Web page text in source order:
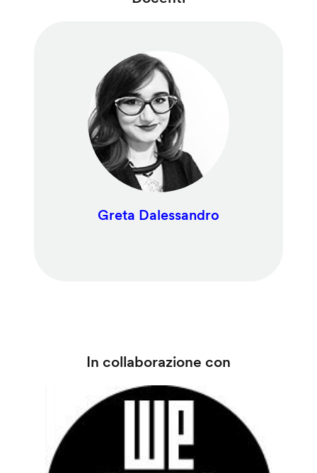
Greta Dalessandro
In collaborazione con